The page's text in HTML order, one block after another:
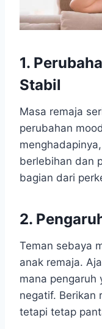
1.
Stabil
Masa remaja
perubahan
berlebihan dan
bagian dari
2.
Teman sebaya
anak remaja.
mana pengaruh
negatif. Berikan
tetapi tetap